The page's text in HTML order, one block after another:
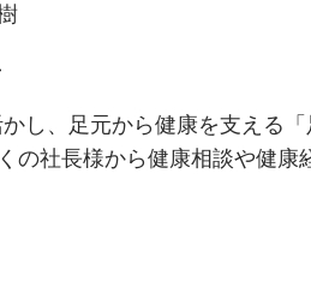
し、足元から健康を支える
の社長様から健康相談や健康